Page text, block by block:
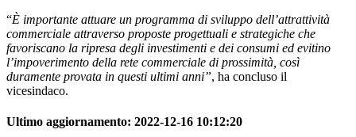
“È importante attuare un programma di sviluppo dell’attrattività
commerciale attraverso proposte progettuali e strategiche che
favoriscano la ripresa degli investimenti e dei consumi ed evitino
l’impoverimento della rete commerciale di prossimità, così
duramente provata in questi ultimi anni”, ha concluso il
vicesindaco.
Ultimo aggiornamento: 2022-12-16 10:12:20